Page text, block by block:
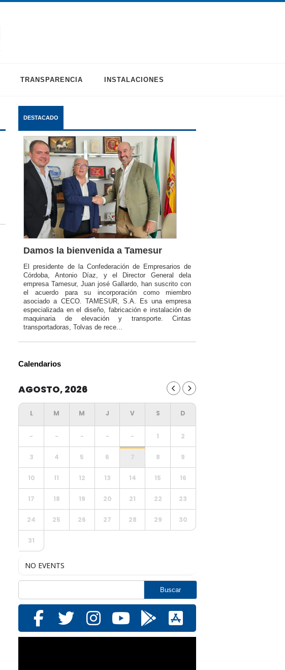
TRANSPARENCIA INSTALACIONES
DESTACADO
Damos la bienvenida a Tamesur
El presidente de la Confederación de Empresarios de
Córdoba, Antonio Díaz, y el Director General dela
empresa Tamesur, Juan josé Gallardo, han suscrito con
el acuerdo para su incorporación como miembro
asociado a CECO. TAMESUR, S.A. Es una empresa
especializada en el diseño, fabricación e instalación de
maquinaria de elevación y transporte. Cintas
transportadoras, Tolvas de rece...
Calendarios
AGOSTO, 2026
- - - - - 1 2
3 4 5 6 7 8 9
10 11 12 13 14 15 16
17 18 19 20 21 22 23
24 25 26 27 28 29 30
31
NO EVENTS